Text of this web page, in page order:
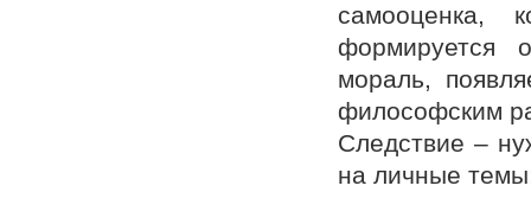
самооценка,
формируется
мораль,
философским
Следствие –
на личные